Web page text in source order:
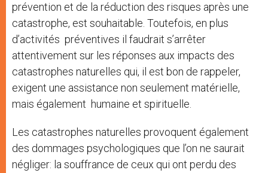
prévention et de la réduction des risques après une
catastrophe, est souhaitable. Toutefois, en plus
d’activités préventives il faudrait s’arrêter
attentivement sur les réponses aux impacts des
catastrophes naturelles qui, il est bon de rappeler,
exigent une assistance non seulement matérielle,
mais également humaine et spirituelle.
Les catastrophes naturelles provoquent également
des dommages psychologiques que l’on ne saurait
négliger: la souffrance de ceux qui ont perdu des